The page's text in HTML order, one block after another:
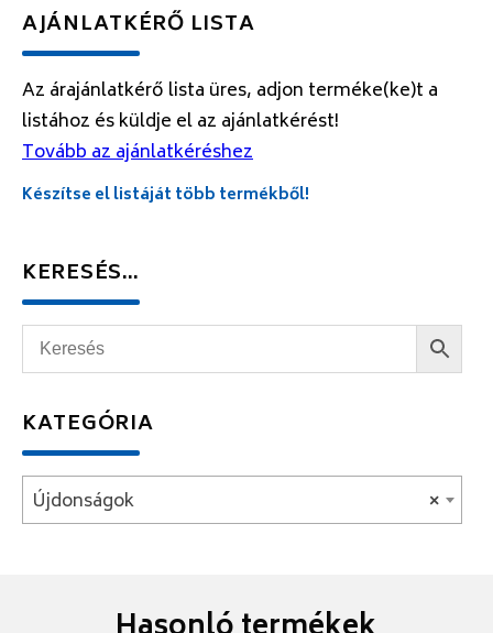
AJÁNLATKÉRŐ LISTA
Az árajánlatkérő lista üres, adjon terméke(ke)t a
listához és küldje el az ajánlatkérést!
Tovább az ajánlatkéréshez
Készítse el listáját több termékből!
KERESÉS…
KATEGÓRIA
×
Újdonságok